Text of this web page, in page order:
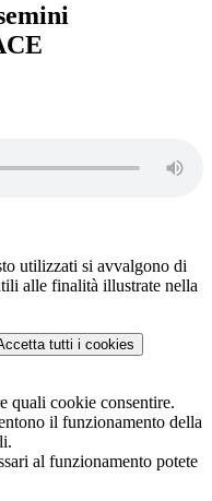
utilizzati si avvalgono di
alle finalità illustrate nella
tutti i cookies
quali cookie consentire.
il funzionamento della
al funzionamento potete